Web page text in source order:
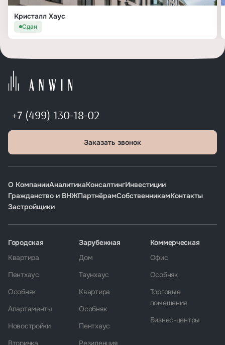
Кристалл Хаус
Сдан
+7 (499) 130-18-02
Заказать звонок
О КомпанииАналитикаКонсалтингИнвестиции
Гражданство и ВНЖПартнёрамСобственникамКонтакты
Застройщики
Городская
Квартира
Пентхаус
Особняк
Апартаменты
Новостройки
Вторичка
Зарубежная
Дом
Таунхаус
Квартира
Особняк
Пентхаус
Резиденция
Коммерческая
Офис
Особняк
Торговые
помещения
Бизнес-центры